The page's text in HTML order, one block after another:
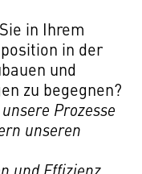
in Ihrem
in der
und
zu begegnen?
Prozesse
unseren
und Effizienz.